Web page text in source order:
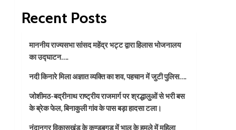
Recent Posts
माननीय राज्यसभा सांसद महेंद्र भट्ट द्वारा हिलास भोजनालय
का उद्घाटन….
नदी किनारे मिला अज्ञात व्यक्ति का शव, पहचान में जुटी पुलिस….
जोशीमठ-बद्रीनाथ राष्ट्रीय राजमार्ग पर श्रद्धालुओं से भरी बस
के ब्रेक फेल, बिनाकुली गांव के पास बड़ा हादसा टला।
नंदानगर विकासखंड के कुण्डबगड़ में भालू के हमले में महिला